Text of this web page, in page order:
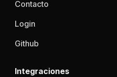
Contacto
Login
Github
Integraciones